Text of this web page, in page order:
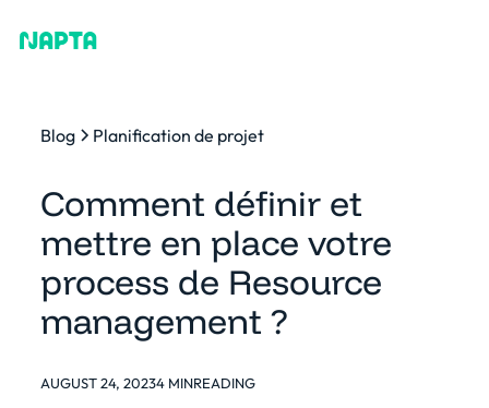
Blog Planification de projet
Comment définir et
mettre en place votre
process de Resource
management ?
AUGUST 24, 20234 MINREADING